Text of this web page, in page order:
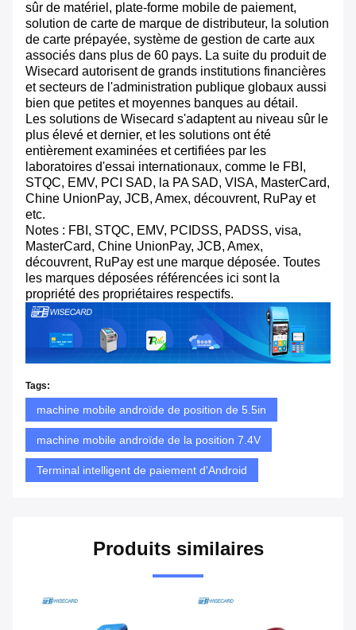
sûr de matériel, plate-forme mobile de paiement,
solution de carte de marque de distributeur, la solution
de carte prépayée, système de gestion de carte aux
associés dans plus de 60 pays. La suite du produit de
Wisecard autorisent de grands institutions financières
et secteurs de l'administration publique globaux aussi
bien que petites et moyennes banques au détail.
Les solutions de Wisecard s'adaptent au niveau sûr le
plus élevé et dernier, et les solutions ont été
entièrement examinées et certifiées par les
laboratoires d'essai internationaux, comme le FBI,
STQC, EMV, PCI SAD, la PA SAD, VISA, MasterCard,
Chine UnionPay, JCB, Amex, découvrent, RuPay et
etc.
Notes : FBI, STQC, EMV, PCIDSS, PADSS, visa,
MasterCard, Chine UnionPay, JCB, Amex,
découvrent, RuPay est une marque déposée. Toutes
les marques déposées référencées ici sont la
propriété des propriétaires respectifs.
Tags:
machine mobile androïde de position de 5.5in
machine mobile androïde de la position 7.4V
Terminal intelligent de paiement d'Android
Produits similaires